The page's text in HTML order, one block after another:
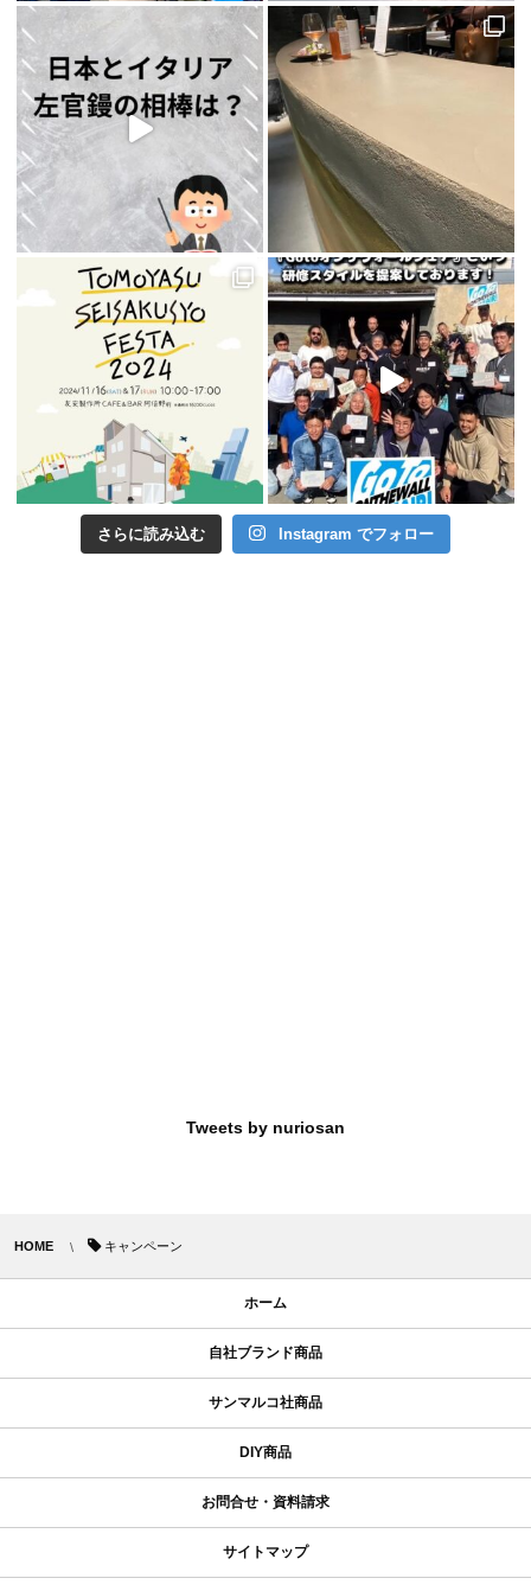
さらに読み込む Instagram でフォロー
Tweets by nuriosan
HOME キャンペーン
ホーム
自社ブランド商品
サンマルコ社商品
DIY商品
お問合せ・資料請求
サイトマップ